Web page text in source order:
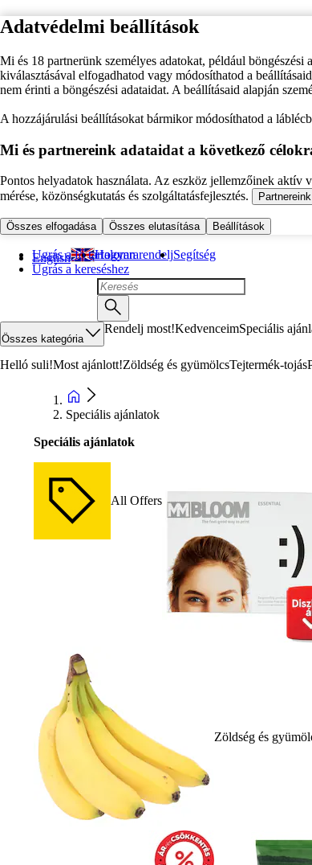
Adatvédelmi beállítások
Mi és 18 partnerünk személyes adatokat, például
kiválasztásával elfogadhatod vagy módosíthatod a
nem érinti a böngészési adataidat. A beállításaid alapján
A hozzájárulási beállításokat bármikor módosíthatod a
Mi és partnereink adataidat a következő
Pontos helyadatok használata. Az eszköz jellemzőinek aktív
mérése, közönségkutatás és szolgáltatásfejlesztés.
Összes elfogadása Összes elutasítása Beállítások
Ugrás a fő tartalomra
Ugrás a kereséshez
English Hogyan rendeljSegítség
Összes kategória
Rendelj most!KedvenceimSpeciális
Helló suli!Most ajánlott!Zöldség és gyümölcsTejtermék-tojás
Speciális ajánlatok
Speciális ajánlatok
All Offers
Zöldség és